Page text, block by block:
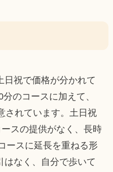
日祝で価格が分かれて
のコースに加えて、
されています。土日祝
スの提供がなく、長時
ースに延長を重ねる形
はなく、自分で歩いて